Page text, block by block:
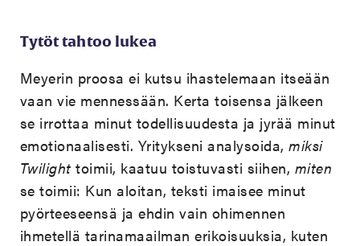
Tytöt tahtoo lukea
Meyerin proosa ei kutsu ihastelemaan itseään
vaan vie mennessään. Kerta toisensa jälkeen
se irrottaa minut todellisuudesta ja jyrää minut
emotionaalisesti. Yritykseni analysoida,miksi
Twilight toimii, kaatuu toistuvasti siihen, miten
se toimii: Kun aloitan, teksti imaisee minut
pyörteeseensä ja ehdin vain ohimennen
ihmetellä tarinamaailman erikoisuuksia, kuten